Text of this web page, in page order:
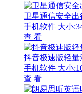
卫星通信安全出
手机软件 大小
查 看
抖音极速版轻量
手机软件 大小
查 看